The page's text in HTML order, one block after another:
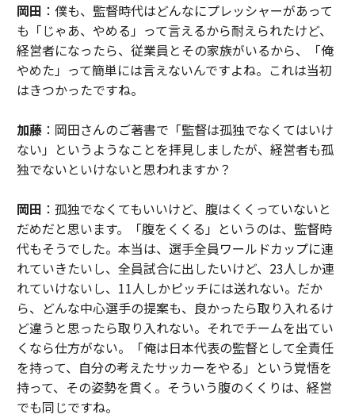
岡田 ：僕も、監督時代はどんなにプレッシャーがあって
も「じゃあ、やめる」って言えるから耐えられたけど、
経営者になったら、従業員とその家族がいるから、「俺
やめた」って簡単には言えないんですよね。これは当初
はきつかったですね。
加藤：岡田さんのご著書で「監督は孤独でなくてはいけ
ない」というようなことを拝見しましたが、経営者も孤
独でないといけないと思われますか？
岡田 ：孤独でなくてもいいけど、腹はくくっていないと
だめだと思います。「腹をくくる」というのは、監督時
代もそうでした。本当は、選手全員ワールドカップに連
れていきたいし、全員試合に出したいけど、23人しか連
れていけないし、11人しかピッチには送れない。だか
ら、どんな中心選手の提案も、良かったら取り入れるけ
ど違うと思ったら取り入れない。それでチームを出てい
くなら仕方がない。「俺は日本代表の監督として全責任
を持って、自分の考えたサッカーをやる」という覚悟を
持って、その姿勢を貫く。そういう腹のくくりは、経営
でも同じですね。